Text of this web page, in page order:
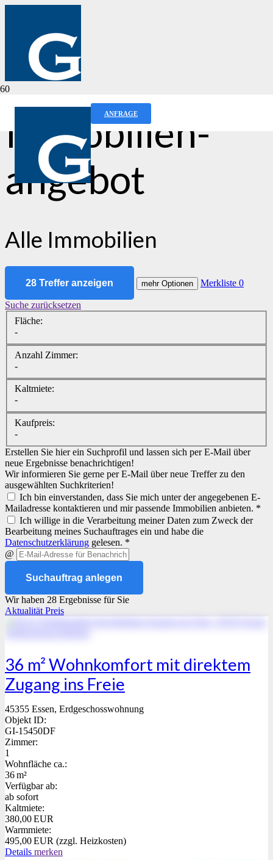
ANFRAGE
Immobilien­
angebot
Alle Immobilien
28 Treffer anzeigen mehr Optionen Merkliste 0
Suche zurücksetzen
Fläche:
-
Anzahl Zimmer:
-
Kaltmiete:
-
Kaufpreis:
-
Erstellen Sie hier ein Suchprofil und lassen sich per E-Mail über
neue Ergebnisse benachrichtigen!
Wir informieren Sie gerne per E-Mail über neue Treffer zu den
ausgewählten Suchkriterien!
Ich bin einverstanden, dass Sie mich unter der angegebenen E-
Mailadresse kontaktieren und mir passende Immobilien anbieten. *
Ich willige in die Verarbeitung meiner Daten zum Zweck der
Bearbeitung meines Suchauftrages ein und habe die
Datenschutzerklärung gelesen. *
@
Suchauftrag anlegen
Wir haben 28 Ergebnisse für Sie
Aktualität Preis
36 m² Wohnkomfort mit direktem
Zugang ins Freie
45355 Essen, Erdgeschosswohnung
Objekt ID:
GI-15450DF
Zimmer:
1
Wohnfläche ca.:
36 m²
Verfügbar ab:
ab sofort
Kaltmiete:
380,00 EUR
Warmmiete:
495,00 EUR (zzgl. Heizkosten)
Details merken